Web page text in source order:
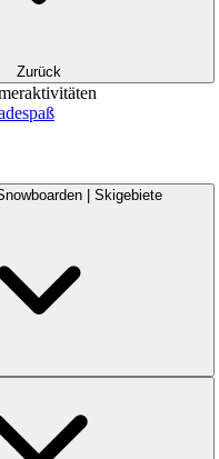
Zurück
| Skigebiete